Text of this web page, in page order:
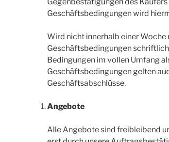
Geschäftsbedingungen wird
Wird nicht innerhalb einer
Geschäftsbedingungen
Bedingungen im vollen Umfang
Geschäftsbedingungen gelten
Geschäftsabschlüsse.
Angebote
Alle Angebote sind freibleibend